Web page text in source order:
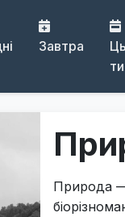
Завтра
Природа